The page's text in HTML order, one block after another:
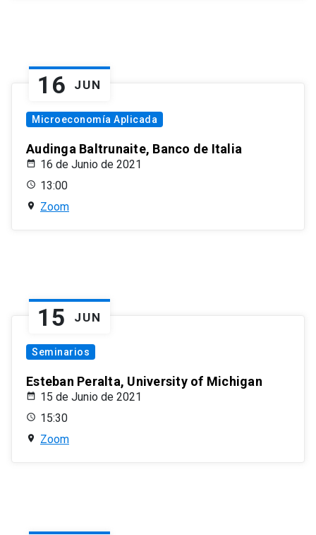
16 JUN
Microeconomía Aplicada
Audinga Baltrunaite, Banco de Italia
16 de Junio de 2021
13:00
Zoom
15 JUN
Seminarios
Esteban Peralta, University of Michigan
15 de Junio de 2021
15:30
Zoom